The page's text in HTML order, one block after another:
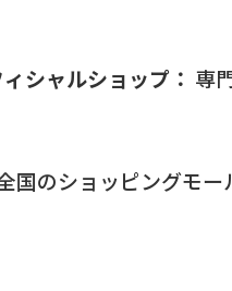
シャルショップ： 専
国のショッピングモー